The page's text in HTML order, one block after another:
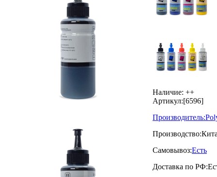
Наличие: ++
Артикул:[6596]
Производитель:
Производство:
Самовывоз:Есть
Доставка по РФ: